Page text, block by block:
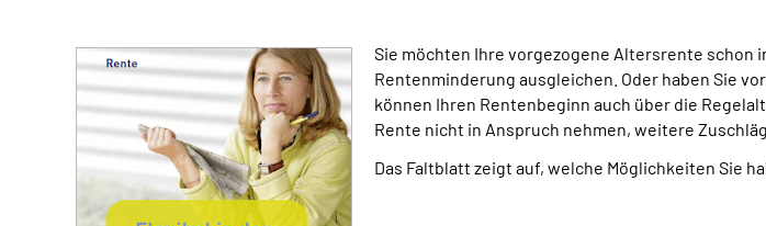
Sie möchten Ihre vorgezogene Altersrente schon
Rentenminderung ausgleichen. Oder haben Sie
können Ihren Rentenbeginn auch über die
Rente nicht in Anspruch nehmen, weitere
Das Faltblatt zeigt auf, welche Möglichkeiten Sie